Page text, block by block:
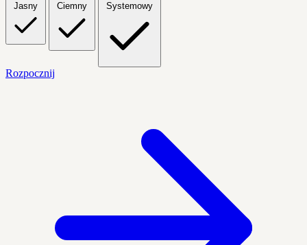
Jasny Ciemny Systemowy
Rozpocznij